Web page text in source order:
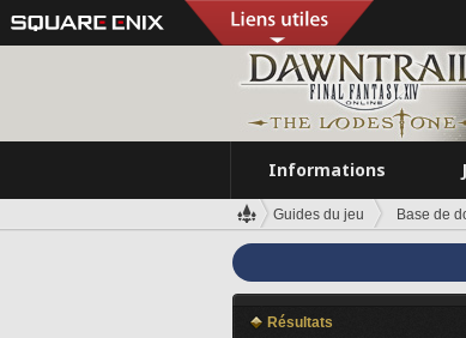
Informations
Guides du jeu Base de
Résultats